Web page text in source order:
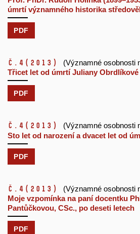
úmrtí významného historika
PDF
č.4 (2013)
(Významné osobnosti
Třicet let od úmrtí Juliany Obrdlíkové
PDF
č.4 (2013)
(Významné osobnosti
Sto let od narození a dvacet let od
PDF
č.4 (2013)
(Významné osobnosti
Moje vzpomínka na paní docentku
Pantůčkovou, CSc., po deseti letech
PDF